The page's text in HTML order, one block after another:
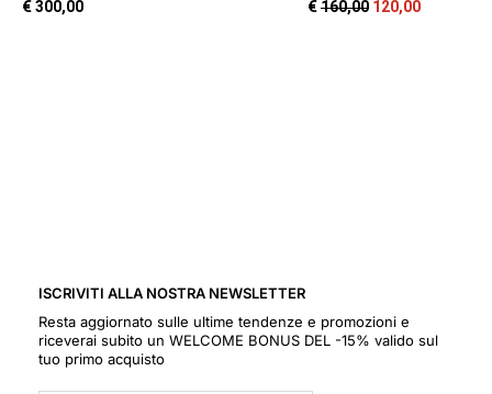
ISCRIVITI ALLA NOSTRA NEWSLETTER
Resta aggiornato sulle ultime tendenze e promozioni e
riceverai subito un WELCOME BONUS DEL -15% valido sul
tuo primo acquisto